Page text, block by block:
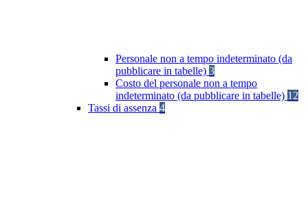
Personale non a tempo indeterminato (da
pubblicare in tabelle) 3
Costo del personale non a tempo
indeterminato (da pubblicare in tabelle) 12
Tassi di assenza 4